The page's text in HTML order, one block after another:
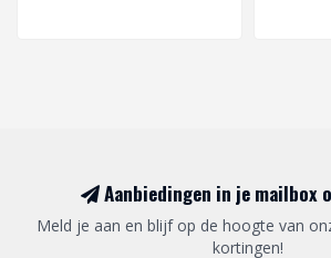
Aanbiedingen in je mailbox
Meld je aan en blijf op de hoogte van
kortingen!